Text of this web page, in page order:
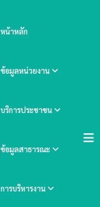
หน้าหลัก
ข้อมูลหน่วยงาน
บริการประชาชน
ข้อมูลสาธารณะ
การบริหารงาน